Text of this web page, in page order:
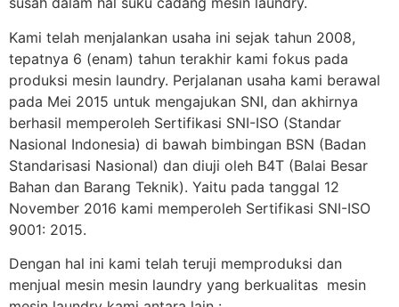
Kami telah menjalankan usaha ini sejak tahun 2008,
tepatnya 6 (enam) tahun terakhir kami fokus pada
produksi mesin laundry. Perjalanan usaha kami berawal
pada Mei 2015 untuk mengajukan SNI, dan akhirnya
berhasil memperoleh Sertifikasi SNI-ISO (Standar
Nasional Indonesia) di bawah bimbingan BSN (Badan
Standarisasi Nasional) dan diuji oleh B4T (Balai Besar
Bahan dan Barang Teknik). Yaitu pada tanggal 12
November 2016 kami memperoleh Sertifikasi SNI-ISO
9001: 2015.
Dengan hal ini kami telah teruji memproduksi dan
menjual mesin mesin laundry yang berkualitas mesin